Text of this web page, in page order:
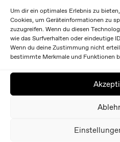
Um dir ein optimales Erlebnis zu
Cookies, um Geräteinformationen zu
zuzugreifen. Wenn du diesen
wie das Surfverhalten oder eindeutige
Wenn du deine Zustimmung nicht
bestimmte Merkmale und Funktionen